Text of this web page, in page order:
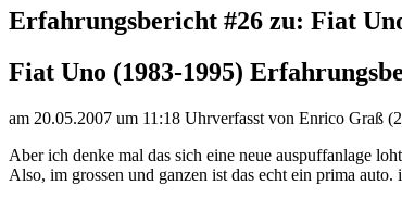
Erfahrungsbericht #26 zu: Fiat
Fiat Uno (1983-1995)
am 20.05.2007 um 11:18 Uhrverfasst von Enrico Graß
Aber ich denke mal das sich eine neue auspuffanlage
Also, im grossen und ganzen ist das echt ein prima